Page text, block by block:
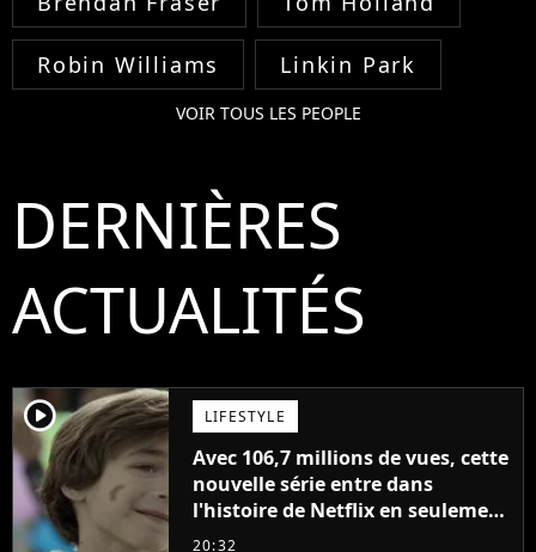
Robin Williams Linkin Park
VOIR TOUS LES PEOPLE
DERNIÈRES
ACTUALITÉS
player2 LIFESTYLE
Avec 106,7 millions de vues, cette
nouvelle série entre dans
l'histoire de Netflix en seulement
48 jours
20:32